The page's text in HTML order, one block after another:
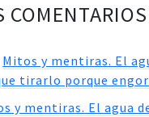
COMENTARIOS
Mitos y mentiras. El
tirarlo porque
y mentiras. El agua